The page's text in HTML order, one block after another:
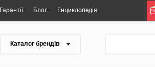
Гарантії Блог Енциклопедія
Каталог брендів